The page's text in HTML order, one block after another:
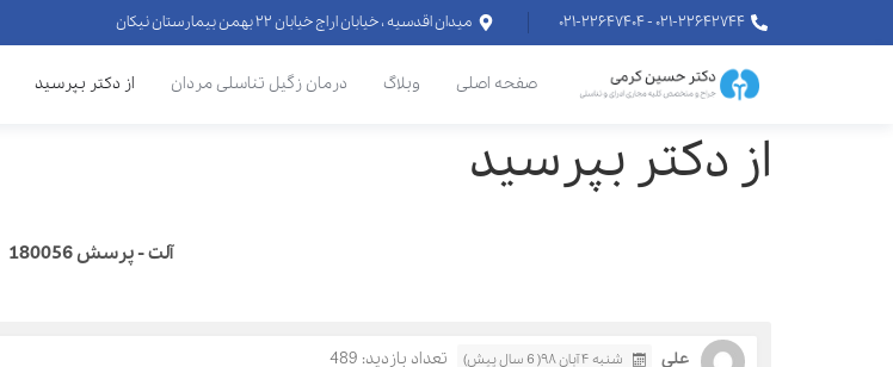
۰۲۱-۲۲۶۴۲۷۴۴ - ۰۲۱-۲۲۶۴۷۴۰۴ میدان اقدسیه ، خیابان اراج خیابان ۲۲ بهمن بیمارستان نیکان
صفحه اصلی وبلاگ درمان زگیل تناسلی مردان از دکتر بپرسید
از دکتر بپرسید
آلت - پرسش 180056
علی شنبه ۴ آبان ۹۸( 6 سال پیش) تعداد بازدید: 489